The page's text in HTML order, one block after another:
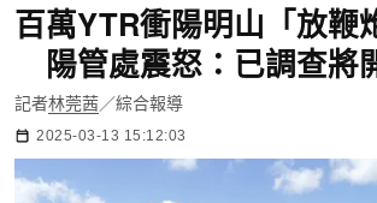
百萬YTR衝陽明山「放鞭
陽管處震怒：已調查將
記者林莞茜／綜合報導
2025-03-13 15:12:03